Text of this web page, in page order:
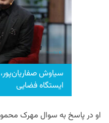
سیاوش
ایستگاه فضایی
او در پاسخ به سوال مهرک